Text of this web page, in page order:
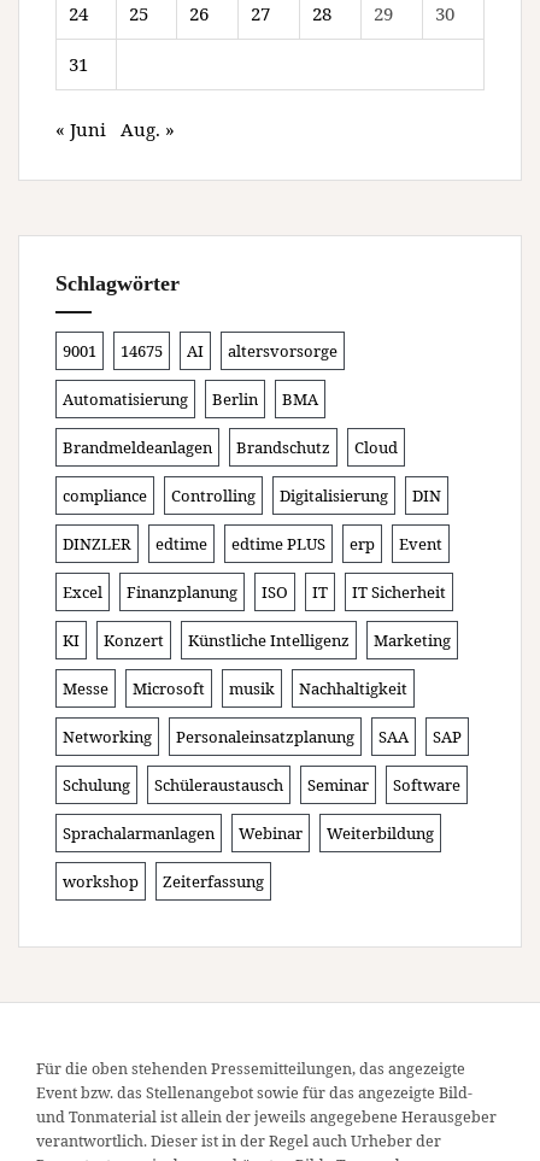
24 25 26 27 28 29 30
31
« Juni Aug. »
Schlagwörter
9001 14675 AI altersvorsorge
Automatisierung Berlin BMA
Brandmeldeanlagen Brandschutz Cloud
compliance Controlling Digitalisierung DIN
DINZLER edtime edtime PLUS erp Event
Excel Finanzplanung ISO IT IT Sicherheit
KI Konzert Künstliche Intelligenz Marketing
Messe Microsoft musik Nachhaltigkeit
Networking Personaleinsatzplanung SAA SAP
Schulung Schüleraustausch Seminar Software
Sprachalarmanlagen Webinar Weiterbildung
workshop Zeiterfassung
Für die oben stehenden Pressemitteilungen, das angezeigte
Event bzw. das Stellenangebot sowie für das angezeigte Bild-
und Tonmaterial ist allein der jeweils angegebene Herausgeber
verantwortlich. Dieser ist in der Regel auch Urheber der